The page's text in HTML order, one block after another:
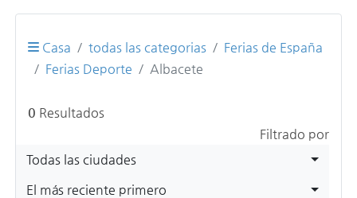
Casa todas las categorias
Ferias de España
Ferias Deporte
Albacete
0 Resultados
Filtrado por
Todas las ciudades
El más reciente primero